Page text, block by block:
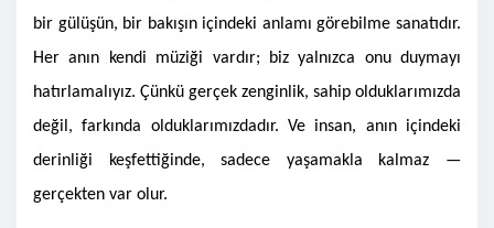
bir gülüşün, bir bakışın içindeki anlamı görebilme sanatıdır.
Her anın kendi müziği vardır; biz yalnızca onu duymayı
hatırlamalıyız. Çünkü gerçek zenginlik, sahip olduklarımızda
değil, farkında olduklarımızdadır. Ve insan, anın içindeki
derinliği keşfettiğinde, sadece yaşamakla kalmaz —
gerçekten var olur.